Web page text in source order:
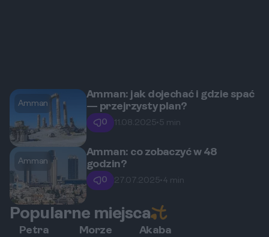
Amman
Amman: jak dojechać i gdzie spać
— przejrzysty plan?
0 11.08.2025• 5 min
Amman
Amman: co zobaczyć w 48
godzin?
0 27.07.2025• 4 min
Popularne miejsca
Petra
Morze
Akaba